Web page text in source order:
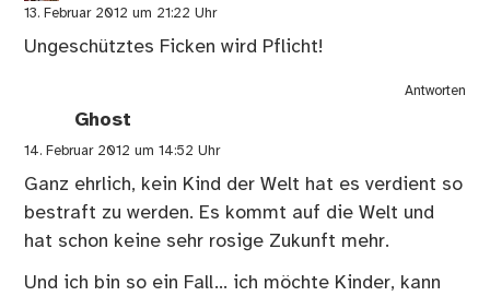
13. Februar 2012 um 21:22 Uhr
Ungeschütztes Ficken wird Pflicht!
Antworten
Ghost
14. Februar 2012 um 14:52 Uhr
Ganz ehrlich, kein Kind der Welt hat es verdient so
bestraft zu werden. Es kommt auf die Welt und
hat schon keine sehr rosige Zukunft mehr.
Und ich bin so ein Fall… ich möchte Kinder, kann